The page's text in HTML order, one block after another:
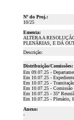
Nº do Proj.:
10/25
Ementa:
ALTERA A
PLENÁRIAS, E DÁ
Descrição:
Distribuição/Comissões:
Em 09.07.25 -
Em 10.07.25 -
Em 10.07.25 -
Em 10.07.25 - Comissão
Em 10.07.25 - 35º
Em 10.07.25 - Plenário,
Anexo:
-